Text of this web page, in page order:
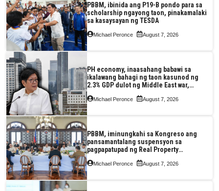
PBBM, ibinida ang P19-B pondo para sa
scholarship ngayong taon, pinakamalaki
sa kasaysayan ng TESDA
Michael Peronce August 7, 2026
PH economy, inaasahang babawi sa
ikalawang bahagi ng taon kasunod ng
2.3% GDP dulot ng Middle East war,
pagkaantala ng public construction
Michael Peronce August 7, 2026
PBBM, iminungkahi sa Kongreso ang
pansamantalang suspensyon sa
pagpapatupad ng Real Property
Valuation and Assessment Reform Act
Michael Peronce August 7, 2026